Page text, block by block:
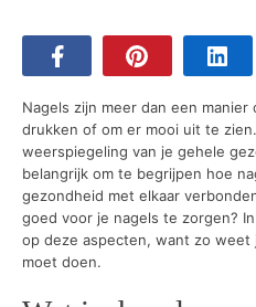
Nagels zijn meer dan een
drukken of om er mooi uit te
weerspiegeling van je gehele
belangrijk om te begrijpen hoe
gezondheid met elkaar
goed voor je nagels te zorgen?
op deze aspecten, want zo
moet doen.